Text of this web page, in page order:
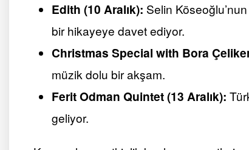
Edith (10 Aralık): Selin
bir hikayeye davet ediyor.
Christmas Special with Bora
müzik dolu bir akşam.
Ferit Odman Quintet (13 Aralık):
geliyor.